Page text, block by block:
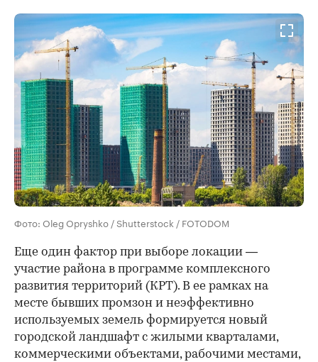
Фото: Oleg Opryshko / Shutterstock / FOTODOM
Еще один фактор при выборе локации —
участие района в программе комплексного
развития территорий (КРТ). В ее рамках на
месте бывших промзон и неэффективно
используемых земель формируется новый
городской ландшафт с жилыми кварталами,
коммерческими объектами, рабочими местами,